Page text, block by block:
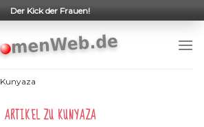
Der Kick der Frauen!
Kunyaza
ARTIKEL ZU KUNYAZA